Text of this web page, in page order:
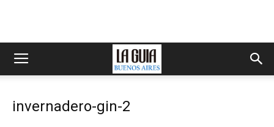
invernadero-gin-2